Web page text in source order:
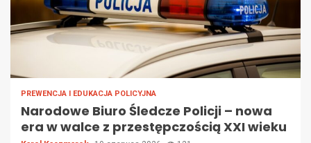
PREWENCJA I EDUKACJA POLICYJNA
Narodowe Biuro Śledcze Policji – nowa
era w walce z przestępczością XXI wieku